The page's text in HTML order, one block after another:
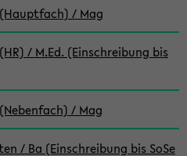
/ Mag
/ M.Ed. (Einschreibung bis
/ Mag
/ Ba (Einschreibung bis SoSe